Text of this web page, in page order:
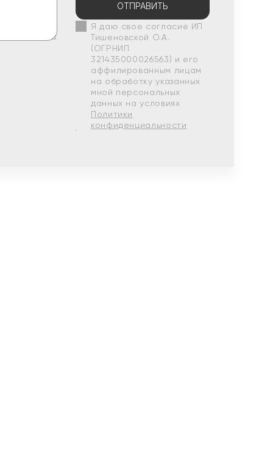
ОТПРАВИТЬ
Я даю свое согласие ИП
Тишеновской О.А.
(ОГРНИП
321435000026563) и его
аффилированным лицам
на обработку указанных
мной персональных
данных на условиях
Политики
конфиденциальности